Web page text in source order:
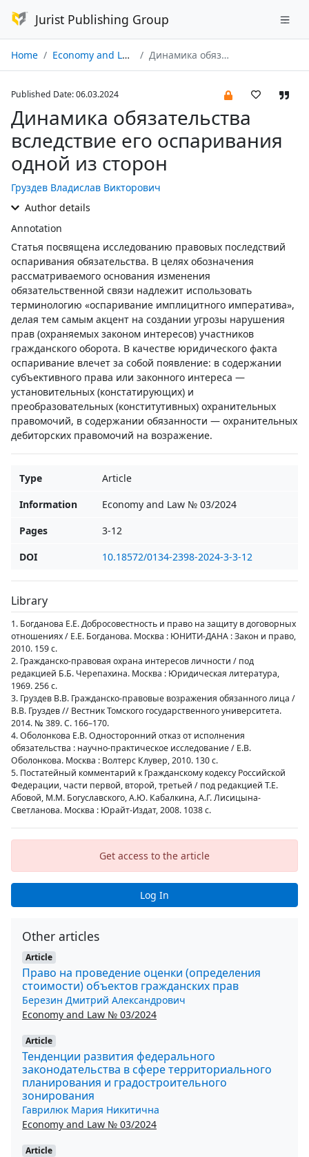
Jurist Publishing Group
Home Economy and Law № 03/2024 Динамика обязательства вследствие его оспаривания одной из сторон
Published Date: 06.03.2024
Динамика обязательства
вследствие его оспаривания
одной из сторон
Груздев Владислав Викторович
Author details
Annotation
Статья посвящена исследованию правовых последствий
оспаривания обязательства. В целях обозначения
рассматриваемого основания изменения
обязательственной связи надлежит использовать
терминологию «оспаривание имплицитного императива»,
делая тем самым акцент на создании угрозы нарушения
прав (охраняемых законом интересов) участников
гражданского оборота. В качестве юридического факта
оспаривание влечет за собой появление: в содержании
субъективного права или законного интереса —
установительных (констатирующих) и
преобразовательных (конститутивных) охранительных
правомочий, в содержании обязанности — охранительных
дебиторских правомочий на возражение.
Type
Article
Information
Economy and Law № 03/2024
Pages
3-12
DOI
10.18572/0134-2398-2024-3-3-12
Library
1. Богданова Е.Е. Добросовестность и право на защиту в договорных
отношениях / Е.Е. Богданова. Москва : ЮНИТИ-ДАНА : Закон и право,
2010. 159 с.
2. Гражданско-правовая охрана интересов личности / под
редакцией Б.Б. Черепахина. Москва : Юридическая литература,
1969. 256 с.
3. Груздев В.В. Гражданско-правовые возражения обязанного лица /
В.В. Груздев // Вестник Томского государственного университета.
2014. № 389. С. 166–170.
4. Оболонкова Е.В. Односторонний отказ от исполнения
обязательства : научно-практическое исследование / Е.В.
Оболонкова. Москва : Волтерс Клувер, 2010. 130 с.
5. Постатейный комментарий к Гражданскому кодексу Российской
Федерации, части первой, второй, третьей / под редакцией Т.Е.
Абовой, М.М. Богуславского, А.Ю. Кабалкина, А.Г. Лисицына-
Светланова. Москва : Юрайт-Издат, 2008. 1038 c.
Get access to the article
Log In
Other articles
Article
Право на проведение оценки (определения
стоимости) объектов гражданских прав
Березин Дмитрий Александрович
Economy and Law № 03/2024
Article
Тенденции развития федерального
законодательства в сфере территориального
планирования и градостроительного
зонирования
Гаврилюк Мария Никитична
Economy and Law № 03/2024
Article